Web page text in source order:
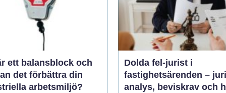
ett balansblock och
det förbättra din
arbetsmiljö?
Dolda fel-jurist i
fastighetsärenden –
analys, beviskrav och